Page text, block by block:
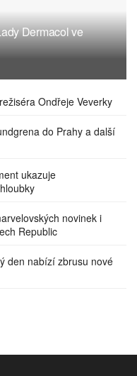
Dermacol ve
Ondřeje Veverky
do Prahy a další
ukazuje
novinek i
Republic
den nabízí zbrusu nové